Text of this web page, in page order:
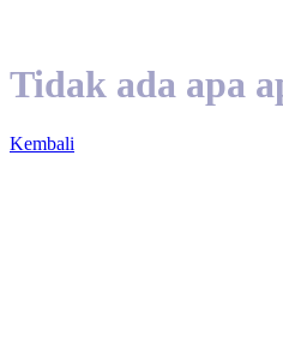
Tidak ada apa
Kembali